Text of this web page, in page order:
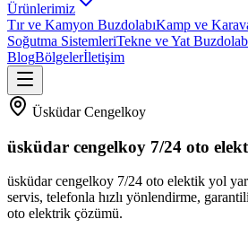
Ürünlerimiz
Tır ve Kamyon BuzdolabıKamp ve
Soğutma SistemleriTekne ve Yat
BlogBölgelerİletişim
Üsküdar Cengelkoy
üsküdar cengelkoy 7/24 oto
üsküdar cengelkoy 7/24 oto elektik yol
servis, telefonla hızlı yönlendirme,
oto elektrik çözümü.